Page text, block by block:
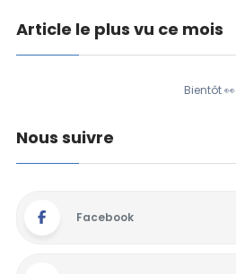
Article le plus vu ce mois
Bientôt 👀
Nous suivre
Facebook